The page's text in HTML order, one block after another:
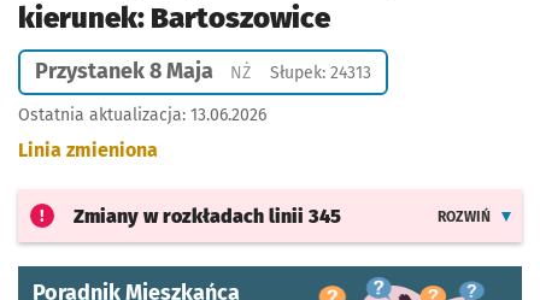
kierunek: Bartoszowice
Przystanek 8 Maja NŻPrzystanek na życzenie
Słupek: 24313
Ostatnia aktualizacja: 13.06.2026
Linia zmieniona
Zmiany w rozkładach linii 345 ROZWIŃ
Poradnik Mieszkańca